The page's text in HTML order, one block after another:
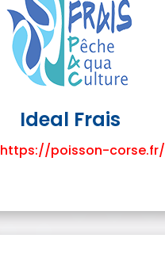
Ideal Frais
https://poisson-corse.fr/